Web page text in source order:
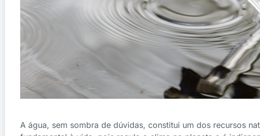
A água, sem sombra de dúvidas, constitui um dos recursos